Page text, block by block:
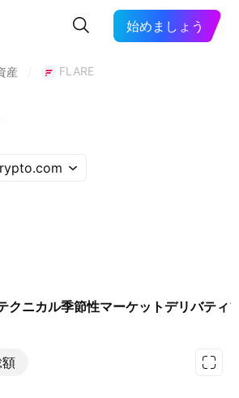
始めましょう
産 FLARE
クニカル季節性マーケット デリバティ